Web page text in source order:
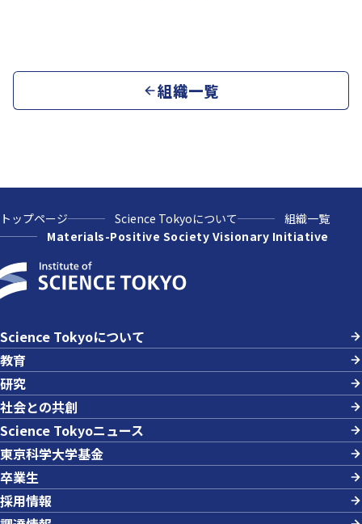
組織一覧
トップページ Science Tokyoについて
組織一覧
Materials-Positive Society Visionary Initiative
Science Tokyoについて
教育
研究
社会との共創
Science Tokyoニュース
東京科学大学基金
卒業生
採用情報